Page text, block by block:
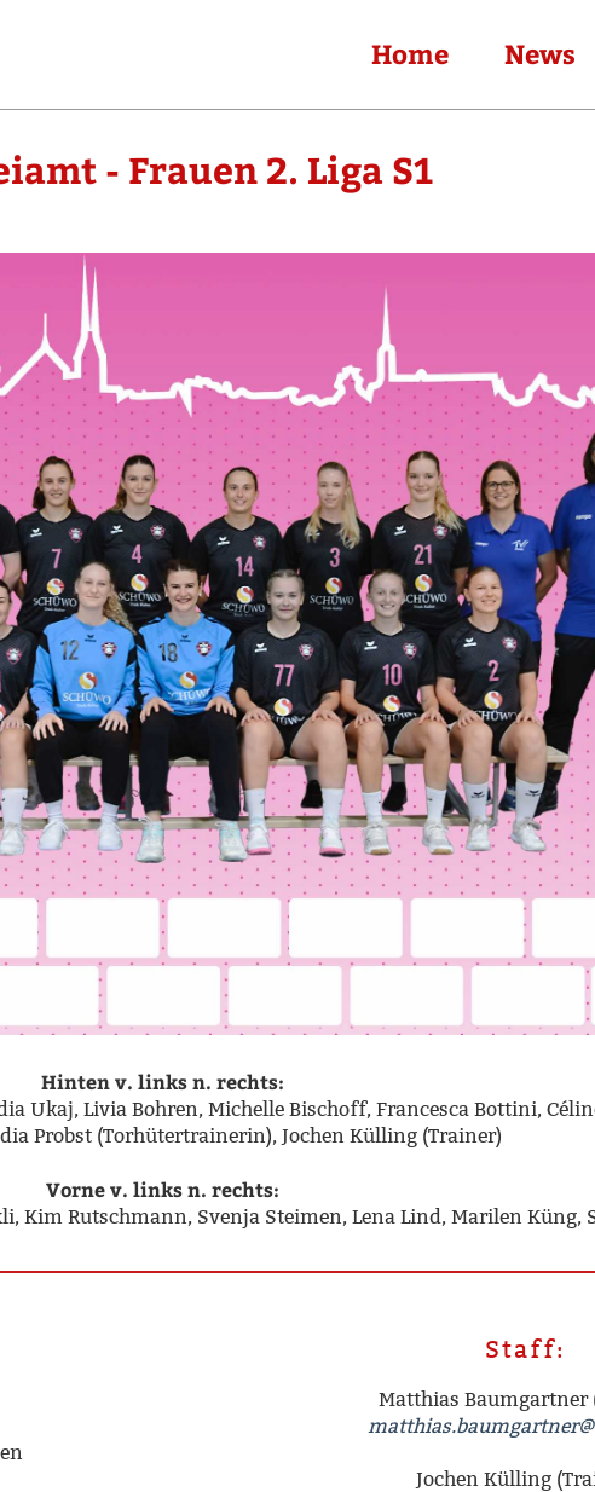
Home News
- Frauen 2. Liga S1
Hinten v. links n. rechts:
Ukaj, Livia Bohren, Michelle Bischoff, Francesca Bottini,
Probst (Torhütertrainerin), Jochen Külling (Trainer)
Vorne v. links n. rechts:
Kim Rutschmann, Svenja Steimen, Lena Lind, Marilen Küng,
Staff:
Matthias Baumgartner
Jochen Külling